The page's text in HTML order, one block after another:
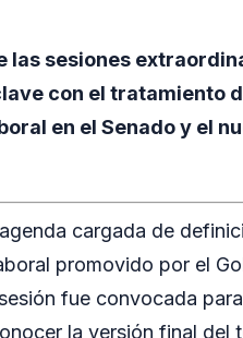
las sesiones
con el tratamiento
en el Senado y el
cargada de
promovido por el
fue convocada
la versión final del